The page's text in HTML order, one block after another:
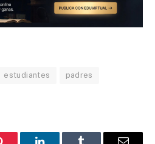
estudiantes padres